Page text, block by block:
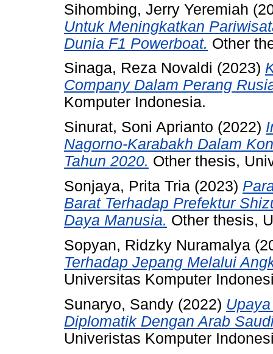
Sihombing, Jerry Yeremiah
Untuk Meningkatkan
Dunia F1 Powerboat. Other
Sinaga, Reza Novaldi (2023)
Company Dalam Perang
Komputer Indonesia.
Sinurat, Soni Aprianto (2022)
Nagorno-Karabakh Dalam
Tahun 2020. Other thesis,
Sonjaya, Prita Tria (2023)
Barat Terhadap Prefektur
Daya Manusia. Other thesis,
Sopyan, Ridzky Nuramalya
Terhadap Jepang Melalui
Universitas Komputer
Sunaryo, Sandy (2022)
Diplomatik Dengan Arab
Univeristas Komputer